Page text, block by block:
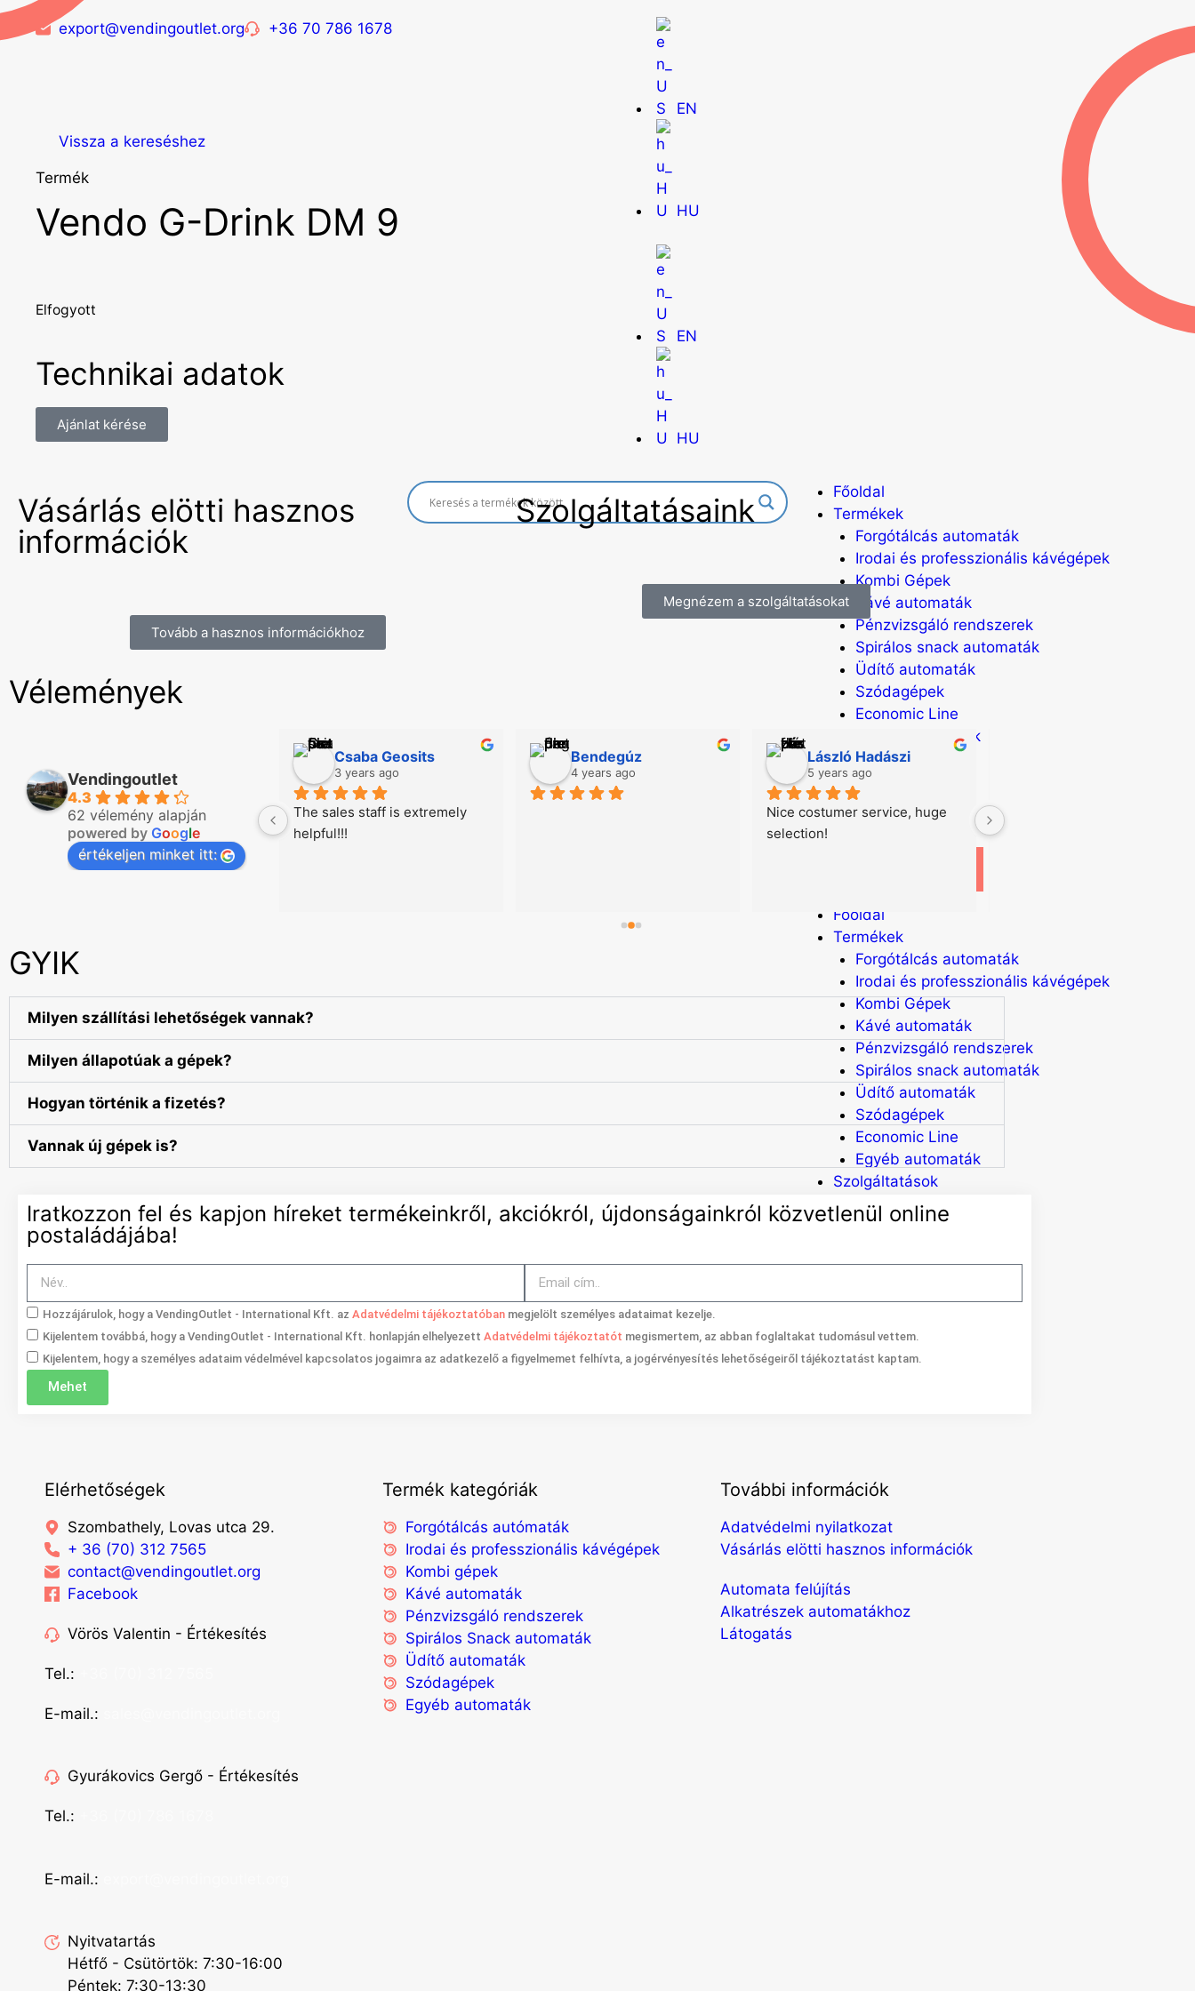
export@vendingoutlet.org +36 70 786 1678
EN
HU
EN
HU
Főoldal
Termékek
Forgótálcás automaták
Irodai és professzionális kávégépek
Kombi Gépek
Kávé automaták
Pénzvizsgáló rendszerek
Spirálos snack automaták
Üdítő automaták
Szódagépek
Economic Line
Egyéb automaták
Szolgáltatások
Blog
Akciók
Főoldal
Termékek
Forgótálcás automaták
Irodai és professzionális kávégépek
Kombi Gépek
Kávé automaták
Pénzvizsgáló rendszerek
Spirálos snack automaták
Üdítő automaták
Szódagépek
Economic Line
Egyéb automaták
Szolgáltatások
Blog
Akciók
Információk
Vissza a kereséshez
Termék
Vendo G-Drink DM 9
Elfogyott
Technikai adatok
Ajánlat kérése
Vásárlás elötti hasznos
információk
Tovább a hasznos információkhoz
Szolgáltatásaink
Megnézem a szolgáltatásokat
Vélemények
Vendingoutlet
4.3
62 vélemény alapján
powered by Google
értékeljen minket itt:
3 years ago
Csaba Geosits
3 years ago
The sales staff is extremely
helpful!!!
Bendegúz
4 years ago
László Hadászi
5 years ago
Nice costumer service, huge
selection!
Good company to buy a used
GYIK
Milyen szállítási lehetőségek vannak?
Milyen állapotúak a gépek?
Hogyan történik a fizetés?
Vannak új gépek is?
Iratkozzon fel és kapjon híreket termékeinkről, akciókról, újdonságainkról közvetlenül online
postaládájába!
Hozzájárulok, hogy a VendingOutlet - International Kft. az Adatvédelmi tájékoztatóban megjelölt személyes adataimat kezelje.
Kijelentem továbbá, hogy a VendingOutlet - International Kft. honlapján elhelyezett Adatvédelmi tájékoztatót megismertem, az abban foglaltakat tudomásul vettem.
Kijelentem, hogy a személyes adataim védelmével kapcsolatos jogaimra az adatkezelő a figyelmemet felhívta, a jogérvényesítés lehetőségeiről tájékoztatást kaptam.
Mehet
Elérhetőségek
Szombathely, Lovas utca 29.
+ 36 (70) 312 7565
contact@vendingoutlet.org
Facebook
Vörös Valentin - Értékesítés
Tel.:
E-mail.:
Gyurákovics Gergő - Értékesítés
Tel.:
E-mail.:
Nyitvatartás
Hétfő - Csütörtök: 7:30-16:00
Péntek: 7:30-13:30
Termék kategóriák
Forgótálcás autómaták
Irodai és professzionális kávégépek
Kombi gépek
Kávé automaták
Pénzvizsgáló rendszerek
Spirálos Snack automaták
Üdítő automaták
Szódagépek
Egyéb automaták
További információk
Adatvédelmi nyilatkozat
Vásárlás elötti hasznos információk
Automata felújítás
Alkatrészek automatákhoz
Látogatás